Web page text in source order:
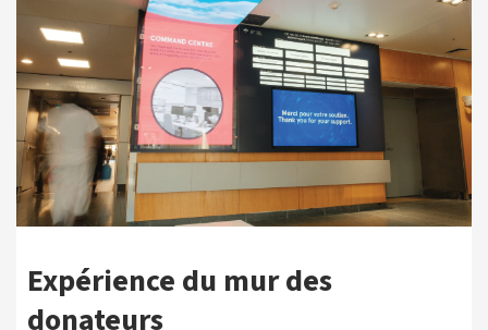
Expérience du mur des
donateurs